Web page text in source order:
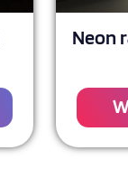
na
Neon